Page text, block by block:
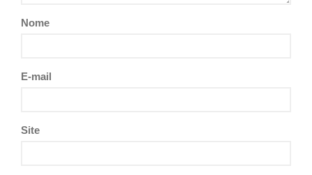
Nome
E-mail
Site